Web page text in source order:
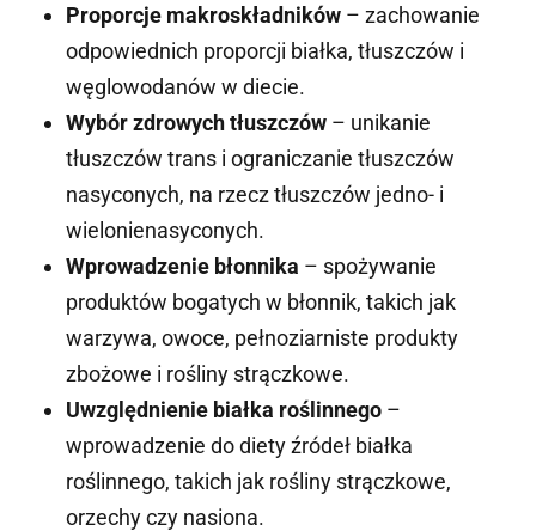
Proporcje makroskładników – zachowanie
odpowiednich proporcji białka, tłuszczów i
węglowodanów w diecie.
Wybór zdrowych tłuszczów – unikanie
tłuszczów trans i ograniczanie tłuszczów
nasyconych, na rzecz tłuszczów jedno- i
wielonienasyconych.
Wprowadzenie błonnika – spożywanie
produktów bogatych w błonnik, takich jak
warzywa, owoce, pełnoziarniste produkty
zbożowe i rośliny strączkowe.
Uwzględnienie białka roślinnego –
wprowadzenie do diety źródeł białka
roślinnego, takich jak rośliny strączkowe,
orzechy czy nasiona.